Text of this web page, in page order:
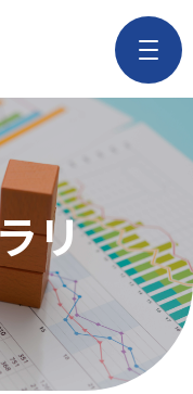
リ